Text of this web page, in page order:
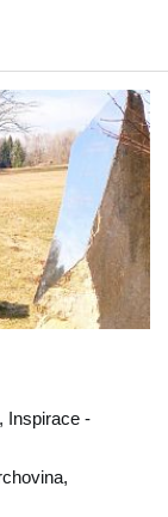
Inspirace -
,